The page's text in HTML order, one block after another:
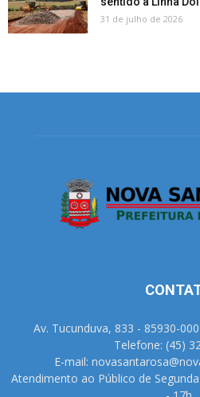
31 de julho de 2026
Av. Tucunduva, 833 - 85930-
Telefone: (45)
E-mail:
Atendimento ao Público de